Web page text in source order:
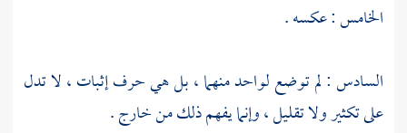
الخامس : عكسه .
السادس : لم توضع لواحد منهما ، بل هي حرف إثبات ، لا تدل
على تكثير ولا تقليل ، وإنما يفهم ذلك من خارج .